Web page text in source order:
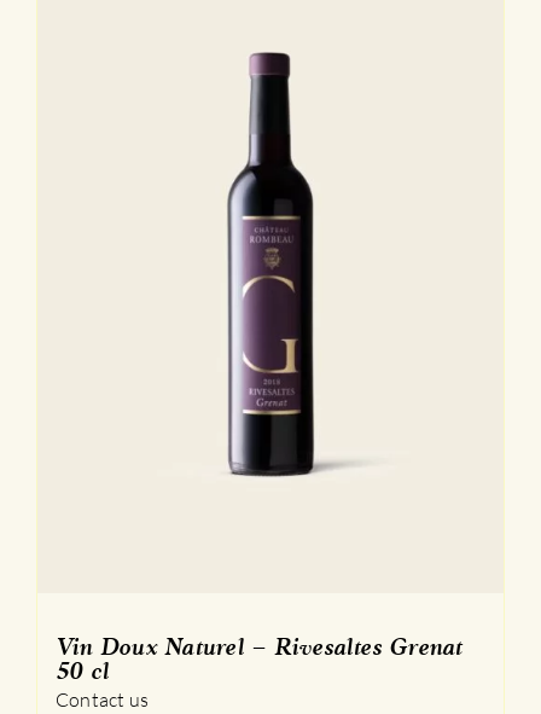
Vin Doux Naturel – Rivesaltes Grenat
50 cl
Contact us